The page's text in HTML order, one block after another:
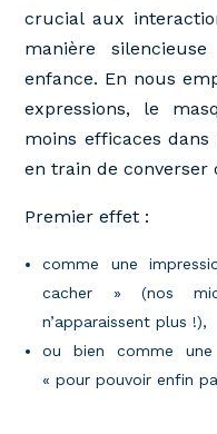
crucial aux
manière
enfance. En nous
expressions, le
moins efficaces dans
en train de converser
Premier effet :
comme une
cacher » (nos
n’apparaissent plus !),
ou bien comme
« pour pouvoir enfin